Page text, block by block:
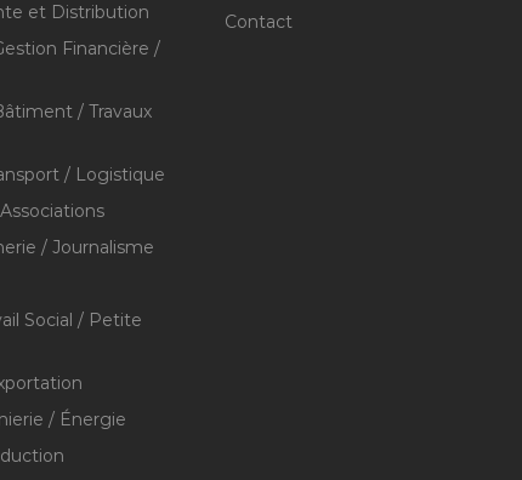
et Distribution
Financière /
/ Travaux
/ Logistique
/ Journalisme
Social / Petite
/ Énergie
Contact